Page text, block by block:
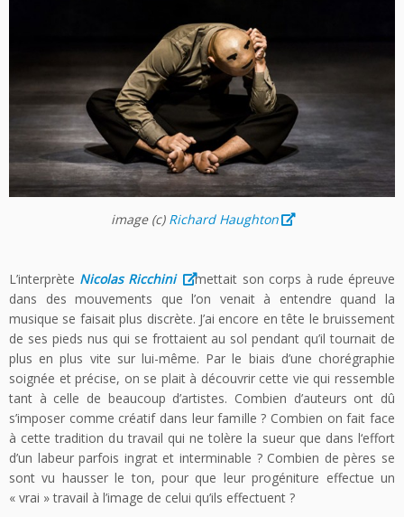
image(c) Richard Haughton
L’interprète Nicolas Ricchini
mettait son corps à rude épreuve
dans des mouvements que l’on venait à entendre quand la
musique se faisait plus discrète. J’ai encore en tête le bruissement
de ses pieds nus qui se frottaient au sol pendant qu’il tournait de
plus en plus vite sur lui-même. Par le biais d’une chorégraphie
soignée et précise, on se plait à découvrir cette vie qui ressemble
tant à celle de beaucoup d’artistes. Combien d’auteurs ont dû
s’imposer comme créatif dans leur famille ? Combien on fait face
à cette tradition du travail qui ne tolère la sueur que dans l‘effort
d’un labeur parfois ingrat et interminable ? Combien de pères se
sont vu hausser le ton, pour que leur progéniture effectue un
« vrai » travail à l’image de celui qu’ils effectuent ?